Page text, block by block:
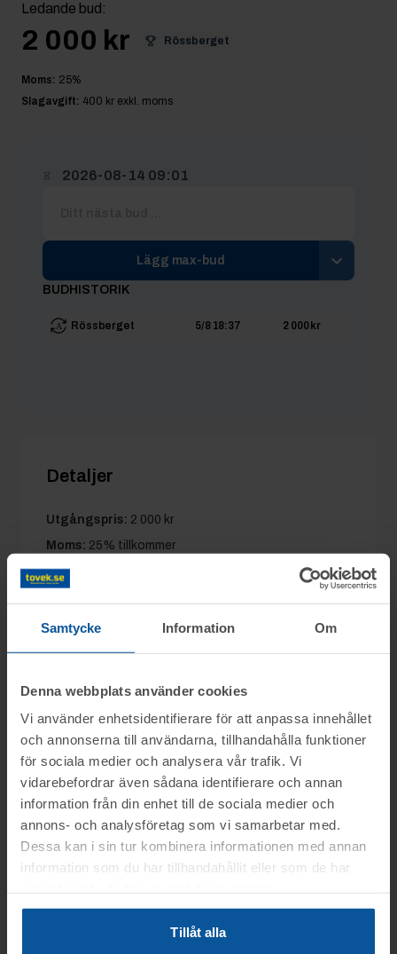
Samtycke Information Om
Denna webbplats använder cookies
Vi använder enhetsidentifierare för att anpassa innehållet
och annonserna till användarna, tillhandahålla funktioner
för sociala medier och analysera vår trafik. Vi
vidarebefordrar även sådana identifierare och annan
information från din enhet till de sociala medier och
annons- och analysföretag som vi samarbetar med.
Dessa kan i sin tur kombinera informationen med annan
information som du har tillhandahållit eller som de har
Tillåt alla
Ledande bud :
2 000 kr Rössberget
Moms: 25%
Slagavgift: 400 kr exkl. moms
2026-08-14 09:01
Lägg max-bud
BUDHISTORIK
Rössberget 5/8 18:37 2 000 kr
Detaljer
Utgångspris: 2 000 kr
Moms: 25% tillkommer
Slagavgift:
På uppdrag av Konkursförvaltare Anton
Karlsson Advokatfirman Kurt Lundberg HB
säljs konkursboet efter EPW Electro Pro
West AB genom nätauktion på
www.tovek.se, med avslut fredagen den 14
augusti från kl. 09.00.
Det är upp till köparen att kontrollera
objektet vid angiven tid för visning.
Frågor
Christian tel. 0346-751681
Du kan alltid kontakta oss på 0346-48770 för
generella frågor om auktioner och rop.
Visning
Varberg
16:00.
Betalning
SENAST 2026-08-18